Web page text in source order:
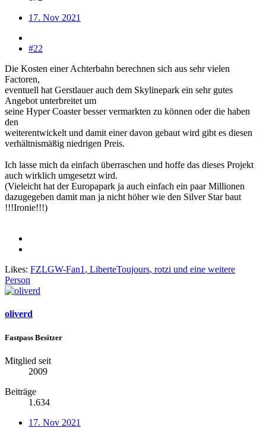
17. Nov 2021
#22
Die Kosten einer Achterbahn berechnen sich aus sehr vielen
Factoren,
eventuell hat Gerstlauer auch dem Skylinepark ein sehr gutes
Angebot unterbreitet um
seine Hyper Coaster besser vermarkten zu können oder die haben
den
weiterentwickelt und damit einer davon gebaut wird gibt es diesen
verhältnismäßig niedrigen Preis.
Ich lasse mich da einfach überraschen und hoffe das dieses Projekt
auch wirklich umgesetzt wird.
(Vieleicht hat der Europapark ja auch einfach ein paar Millionen
dazugegeben damit man ja nicht höher wie den Silver Star baut
!!!Ironie!!!)
Likes: FZLGW-Fan1 , LiberteToujours, rotzi und eine weitere
Person
oliverd
Fastpass Besitzer
Mitglied seit
2009
Beiträge
1.634
17. Nov 2021